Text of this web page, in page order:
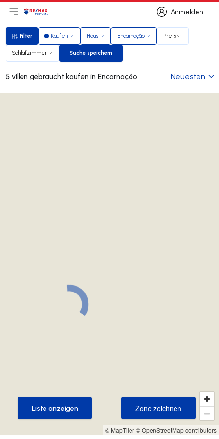
Anmelden
Anmelden
Hauptmenü öffnen
LogoZur Startseite
Filter
Filter Kaufen Haus Encarnação Preis
Schlafzimmer Suche speichern
Suche speichern
5 villen gebraucht kaufen in Encarnação Neuesten
© MapTiler© OpenStreetMap contributors
Zone zeichnen
Zone zeichnen
Liste anzeigen
Liste anzeigen